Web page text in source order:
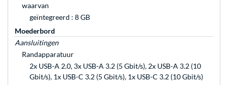
waarvan
geïntegreerd : 8 GB
Moederbord
Aansluitingen
Randapparatuur
2x USB-A 2.0, 3x USB-A 3.2 (5 Gbit/s), 2x USB-A 3.2 (10
Gbit/s), 1x USB-C 3.2 (5 Gbit/s), 1x USB-C 3.2 (10 Gbit/s)